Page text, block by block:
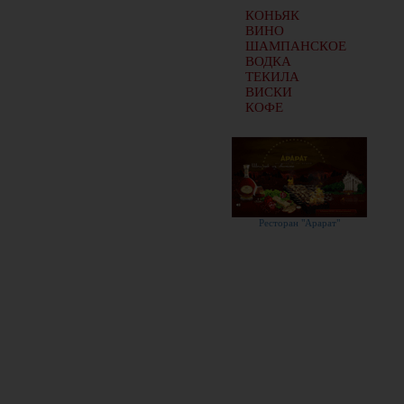
КОНЬЯК
ВИНО
ШАМПАНСКОЕ
ВОДКА
ТЕКИЛА
ВИСКИ
КОФЕ
Ресторан "Арарат"